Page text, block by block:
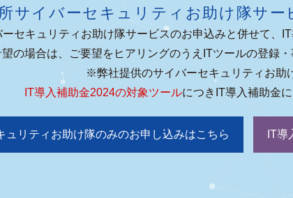
サイバーセキュリティお助け隊サー
セキュリティお助け隊サービスのお申込みと併せて、
の場合は、ご要望をヒアリングのうえITツールの登録
※弊社提供のサイバーセキュリティお助
IT導入補助金2024の対象ツールにつきIT導入補助金
ュリティお助け隊のみのお申し込みはこちら IT導